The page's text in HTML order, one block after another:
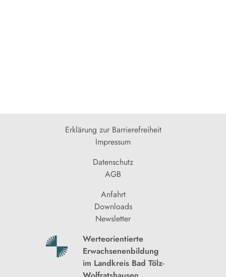
Erklärung zur Barrierefreiheit
Impressum
Datenschutz
AGB
Anfahrt
Downloads
Newsletter
Werteorientierte
Erwachsenenbildung
im Landkreis Bad Tölz-